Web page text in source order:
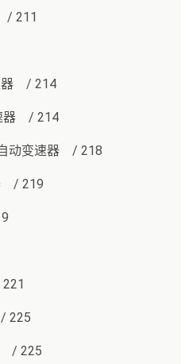
/ 211
器 / 214
器 / 214
动变速器 / 218
/ 219
225
/ 225